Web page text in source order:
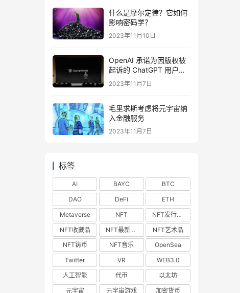
什么是摩尔定律？它如何
影响密码学？
2023年11月10日
OpenAI 承诺为因版权被
起诉的 ChatGPT 用户提
供法律费用
2023年11月7日
毛里求斯考虑将元宇宙纳
入金融服务
2023年11月7日
标签
AI BAYC
BTC
DAO
DeFi
ETH
Metaverse
NFT
NFT发行预告
NFT收藏品
NFT最新空投
NFT艺术品
NFT铸币
NFT音乐
OpenSea
Twitter
VR
WEB3.0
人工智能
代币
以太坊
元宇宙
元宇宙游戏 加密货币